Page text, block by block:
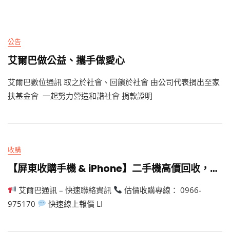
公告
艾爾巴做公益、攜手做愛心
艾爾巴數位通訊 取之於社會、回饋於社會 由公司代表捐出至家
扶基金會 一起努力營造和諧社會 捐款證明
收購
【屏東收購手機 & iPhone】二手機高價回收，實體門市現場快速換現金！ – 艾爾巴通訊
艾爾巴通訊 – 快速聯絡資訊
估價收購專線： 0966-
975170
快速線上報價 LI